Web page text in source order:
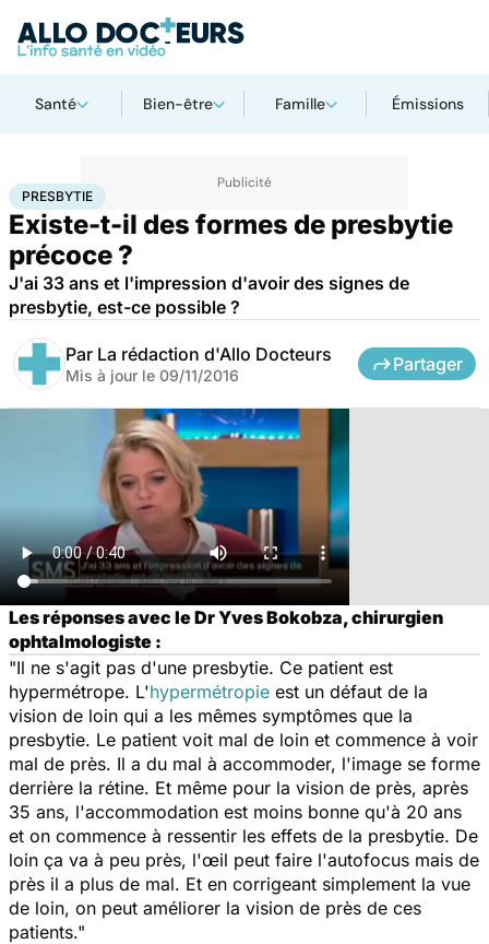
Santé Bien-être Famille Émissions
AccueilSanté Presbytie
PRESBYTIE
Existe-t-il des formes de presbytie
précoce ?
J'ai 33 ans et l'impression d'avoir des signes de
presbytie, est-ce possible ?
Par La rédaction d'Allo Docteurs
Mis à jour le 09/11/2016
Partager
Les réponses avec le Dr Yves Bokobza, chirurgien
ophtalmologiste :
"Il ne s'agit pas d'une presbytie. Ce patient est
hypermétrope. L'hypermétropie est un défaut de la
vision de loin qui a les mêmes symptômes que la
presbytie. Le patient voit mal de loin et commence à voir
mal de près. Il a du mal à accommoder, l'image se forme
derrière la rétine. Et même pour la vision de près, après
35 ans, l'accommodation est moins bonne qu'à 20 ans
et on commence à ressentir les effets de la presbytie. De
loin ça va à peu près, l'œil peut faire l'autofocus mais de
près il a plus de mal. Et en corrigeant simplement la vue
de loin, on peut améliorer la vision de près de ces
patients."